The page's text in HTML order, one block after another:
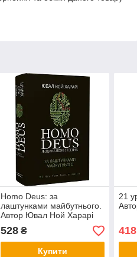
Homo Deus: за
лаштунками майбутнього.
Автор Ювал Ной Харарі
528₴
Купити
21
418